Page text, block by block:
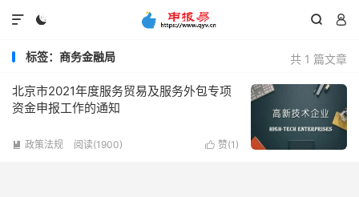
  

共 1 篇文章
标签：商务金融局
北京市2021年度服务贸易及服务外包专项
资金申报工作的通知
 赞(1 )
 政策法规 阅读(1900)